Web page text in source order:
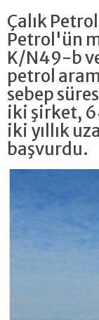
Çalık
Petrol'ün
K/N49-b
petrol
sebep
iki şirket,
iki yıllık
başvurdu.